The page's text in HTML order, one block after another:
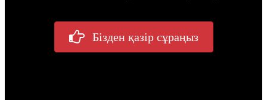
Бізден қазір сұраңыз